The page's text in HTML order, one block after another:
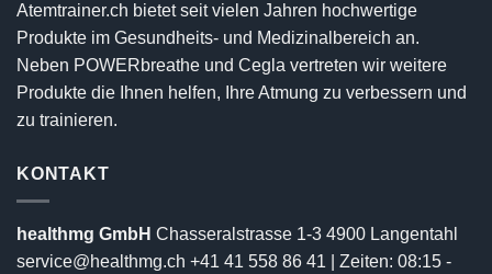
Atemtrainer.ch bietet seit vielen Jahren hochwertige
Produkte im Gesundheits- und Medizinalbereich an.
Neben POWERbreathe und Cegla vertreten wir weitere
Produkte die Ihnen helfen, Ihre Atmung zu verbessern und
zu trainieren.
KONTAKT
healthmg GmbH Chasseralstrasse 1-3 4900 Langentahl
service@healthmg.ch +41 41 558 86 41 | Zeiten: 08:15 -